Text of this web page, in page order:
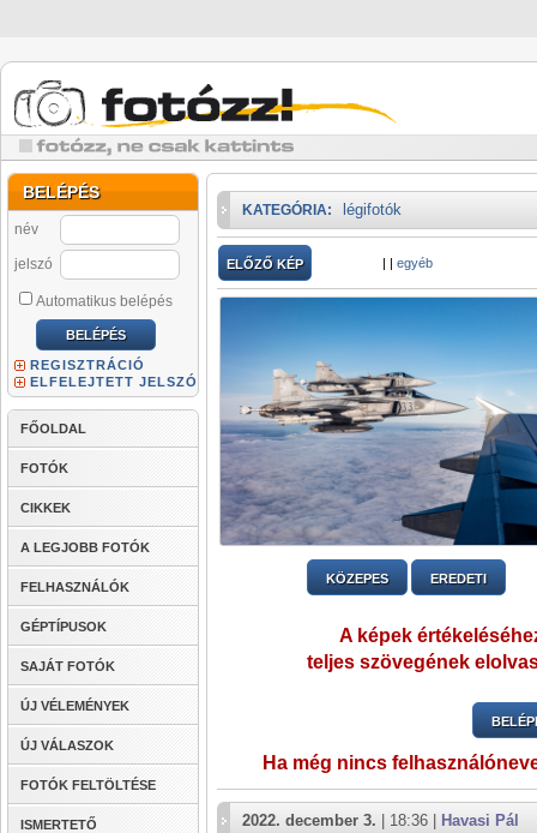
BELÉPÉS
név
jelszó
Automatikus belépés
REGISZTRÁCIÓ
ELFELEJTETT JELSZÓ
FŐOLDAL
FOTÓK
CIKKEK
A LEGJOBB FOTÓK
FELHASZNÁLÓK
GÉPTÍPUSOK
SAJÁT FOTÓK
ÚJ VÉLEMÉNYEK
ÚJ VÁLASZOK
FOTÓK FELTÖLTÉSE
ISMERTETŐ
KATEGÓRIA: légifotók
ELŐZŐ KÉP | | egyéb
KÖZEPES EREDETI
A képek
teljes szövegének
Ha még nincs
2022. december 3. | 18:36 | Havasi Pál